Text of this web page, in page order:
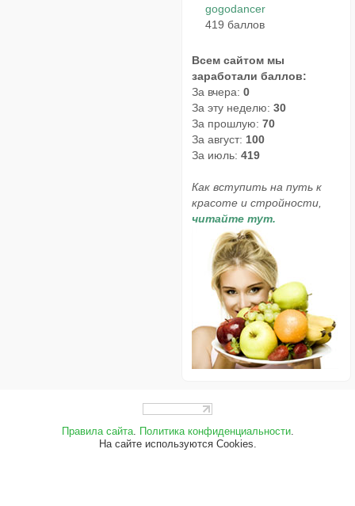
gogodancer
419 баллов
Всем сайтом мы
заработали баллов:
За вчера: 0
За эту неделю: 30
За прошлую: 70
За август: 100
За июль: 419
Как вступить на путь к
красоте и стройности,
читайте тут.
Правила сайта. Политика конфиденциальности.
На сайте используются Cookies.